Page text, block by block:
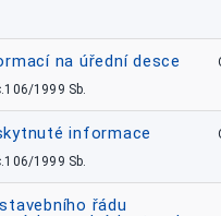
na úřední desce
1999 Sb.
informace
1999 Sb.
řádu